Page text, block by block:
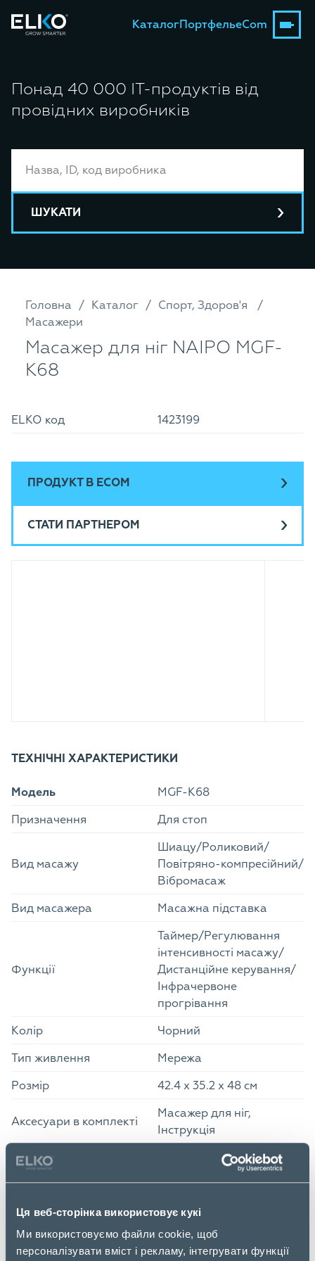
Ця веб-сторінка використовує кукі
Ми використовуємо файли cookie, щоб
персоналізувати вміст і рекламу, інтегрувати функції
КаталогПортфельeCom
Понад 40 000 ІТ-продуктів від
провідних виробників
ШУКАТИ
Головна Каталог
Спорт, Здоров'я
Масажери
Масажер для ніг NAIPO MGF-
K68
ELKO код 1423199
ПРОДУКТ В ECOM
СТАТИ ПАРТНЕРОМ
ТЕХНІЧНІ ХАРАКТЕРИСТИКИ
Модель
MGF-K68
Призначення
Для стоп
Вид масажу
Шиацу/Роликовий/
Повітряно-компресійний/
Вібромасаж
Вид масажера
Масажна підставка
Функції
Таймер/Регулювання
інтенсивності масажу/
Дистанційне керування/
Інфрачервоне
прогрівання
Колір
Чорний
Тип живлення
Мережа
Розмір
42.4 х 35.2 х 48 см
Аксесуари в комплекті
Масажер для ніг,
Інструкція
Кількість в палеті
Розмір упаковки
Ширина упаковки
42.4 см
Глибина упаковки
48 см